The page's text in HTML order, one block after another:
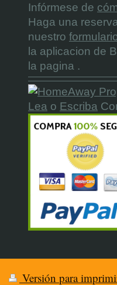
Infórmese de
Haga una
nuestro
la aplicacion de
la pagina .
Lea o Escriba
Versión para